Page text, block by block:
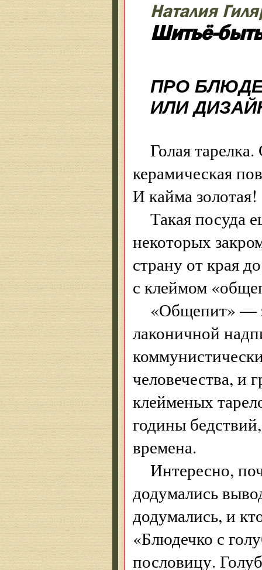
Наталия
Шитьё-
ПРО
ИЛИ
Голая
керамическая
И кайма золотая!
Такая посуда
некоторых
страну от края
с клеймом
«Общепит» —
лаконичной
человечества, и
клейменых
годины
времена.
Интересно,
додумались
додумались, и
«Блюдечко с
пословицу.